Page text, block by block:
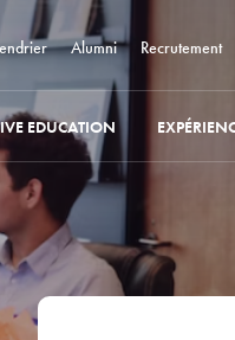
Alumni Recrutement
EDUCATION